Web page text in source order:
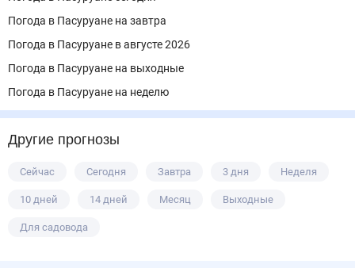
Погода в Пасуруане на завтра
Погода в Пасуруане в августе 2026
Погода в Пасуруане на выходные
Погода в Пасуруане на неделю
Другие прогнозы
Сейчас Сегодня Завтра 3 дня Неделя
10 дней 14 дней Месяц Выходные
Для садовода